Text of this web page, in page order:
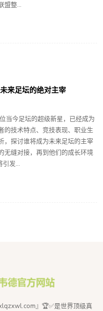
盟整...
来足坛的绝对主宰
当今足坛的超级新星，已经成为
的技术特点、竞技表现、职业生
，探讨谁将成为未来足坛的主宰
无缝对接，再到他们的成长环境
引发...
』🏆✅是世界顶级真